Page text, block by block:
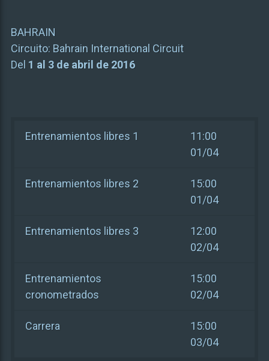
BAHRAIN
Circuito: Bahrain International Circuit
Del 1 al 3 de abril de 2016
Entrenamientos libres 1
11:00
01/04
Entrenamientos libres 2
15:00
01/04
Entrenamientos libres 3
12:00
02/04
Entrenamientos
cronometrados
15:00
02/04
Carrera
15:00
03/04